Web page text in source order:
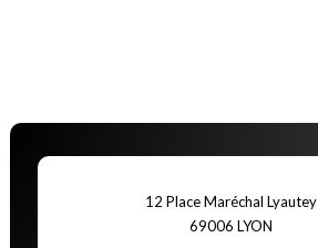
12 Place Maréchal Lyautey
69006 LYON